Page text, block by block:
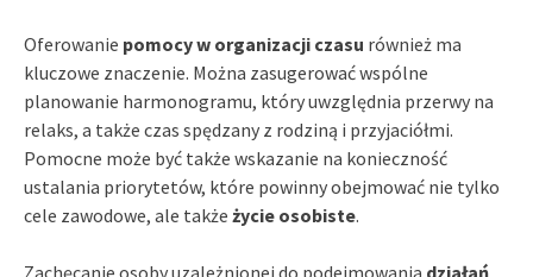
Oferowanie pomocy w organizacji czasu również ma
kluczowe znaczenie. Można zasugerować wspólne
planowanie harmonogramu, który uwzględnia przerwy na
relaks, a także czas spędzany z rodziną i przyjaciółmi.
Pomocne może być także wskazanie na konieczność
ustalania priorytetów, które powinny obejmować nie tylko
cele zawodowe, ale także życie osobiste.
Zachęcanie osoby uzależnionej do podejmowania działań